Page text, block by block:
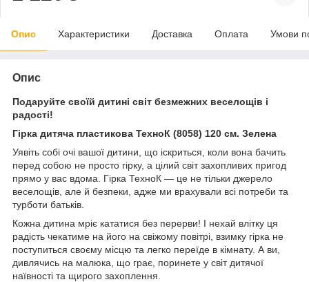
Опис Характеристики Доставка Оплата Умови
Опис
Подаруйте своїй дитині світ безмежних веселощів і
радості!
Гірка дитяча пластикова ТехноК (8058) 120 см. Зелена
Уявіть собі очі вашої дитини, що іскриться, коли вона бачить
перед собою не просто гірку, а цілий світ захопливих пригод
прямо у вас вдома. Гірка ТехноК — це не тільки джерело
веселощів, але й безпеки, адже ми врахували всі потреби та
турботи батьків.
Кожна дитина мріє кататися без перерви! І нехай влітку ця
радість чекатиме на його на свіжому повітрі, взимку гірка не
поступиться своєму місцю та легко переїде в кімнату. А ви,
дивлячись на малюка, що грає, поринете у світ дитячої
наївності та щирого захоплення.